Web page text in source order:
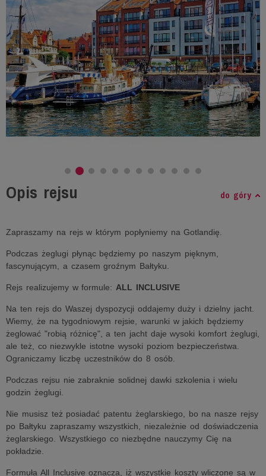
Opis rejsu do góry
Zapraszamy na rejs w którym popłyniemy na Gotlandię.
Podczas żeglugi płynąc będziemy po naszym pięknym,
fascynującym, a czasem groźnym Bałtyku.
Rejs realizujemy w formule: ALL INCLUSIVE
Na ten rejs do Waszej dyspozycji oddajemy duży i dzielny jacht.
Wiemy, że na tygodniowym rejsie, warunki w jakich będziemy
żeglować "robią różnicę", a ten jacht daje wysoki komfort żeglugi,
ale też, co niezwykle istotne wysoki poziom bezpieczeństwa.
Ograniczamy liczbę uczestników do 8 osób.
Podczas rejsu nie zabraknie solidnej dawki szkolenia i wielu
godzin żeglugi.
Nie musisz też posiadać patentu żeglarskiego, bo na nasze rejsy
po Bałtyku zapraszamy wszystkich, niezależnie od doświadczenia
żeglarskiego. Wszystkiego co niezbędne nauczymy Cię na
pokładzie.
Formuła All Inclusive oznacza, iż wszystkie koszty wliczone są w